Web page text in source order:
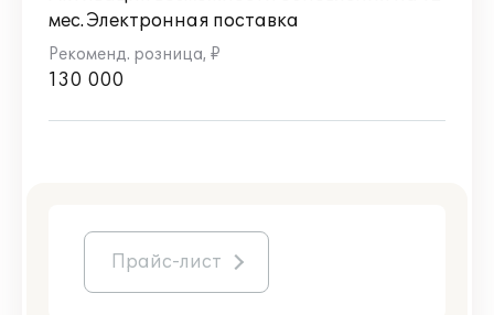
мес. Электронная поставка
130 000
Прайс-лист